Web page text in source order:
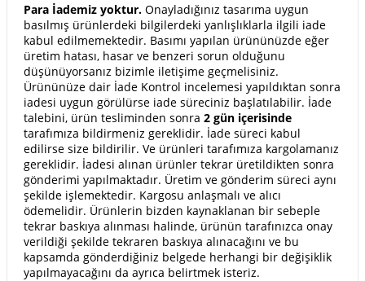
Para İademiz yoktur. Onayladığınız tasarıma uygun
basılmış ürünlerdeki bilgilerdeki yanlışlıklarla ilgili iade
kabul edilmemektedir. Basımı yapılan ürününüzde eğer
üretim hatası, hasar ve benzeri sorun olduğunu
düşünüyorsanız bizimle iletişime geçmelisiniz.
Ürününüze dair İade Kontrol incelemesi yapıldıktan sonra
iadesi uygun görülürse iade süreciniz başlatılabilir. İade
talebini, ürün tesliminden sonra 2 gün içerisinde
tarafımıza bildirmeniz gereklidir. İade süreci kabul
edilirse size bildirilir. Ve ürünleri tarafımıza kargolamanız
gereklidir. İadesi alınan ürünler tekrar üretildikten sonra
gönderimi yapılmaktadır. Üretim ve gönderim süreci aynı
şekilde işlemektedir. Kargosu anlaşmalı ve alıcı
ödemelidir. Ürünlerin bizden kaynaklanan bir sebeple
tekrar baskıya alınması halinde, ürünün tarafınızca onay
verildiği şekilde tekraren baskıya alınacağını ve bu
kapsamda gönderdiğiniz belgede herhangi bir değişiklik
yapılmayacağını da ayrıca belirtmek isteriz.